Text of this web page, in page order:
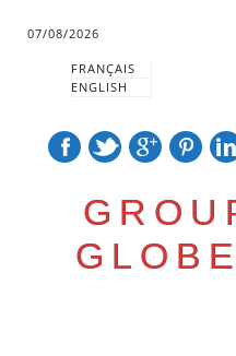
07/08/2026
FRANÇAIS
ENGLISH